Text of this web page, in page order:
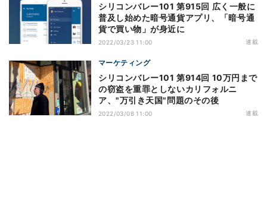
シリコンバレー101 第915回 広く一般に
普及し始めた暗号通貨アプリ、「暗号通
貨で買い物」が身近に
2022/03/23 11:00 連載
マーケティング
シリコンバレー101 第914回 10万円まで
の窃盗を重罪としないカリフォルニ
ア、"万引き天国"問題のその後
2022/03/08 11:00 連載